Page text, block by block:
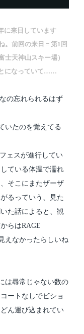
来日しています
。前回の来日 = 第1回
士天神山スキー場）
になっていて……
の忘れられるはず
いたのを覚えてる
ェスが進行してい
ている体温で濡れ
そこにまたザーザ
るっていう、見た
た話によると、観
らはRAGE
えなかったらしいね
は尋常じゃない数の
ートなしでビショ
ん運び込まれてい